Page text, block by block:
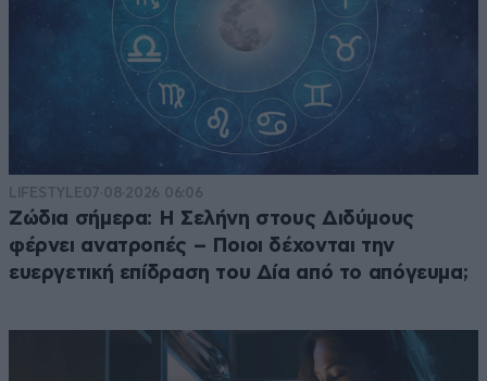
LIFESTYLE07·08·2026 06:06
Ζώδια σήμερα: Η Σελήνη στους Διδύμους
φέρνει ανατροπές – Ποιοι δέχονται την
ευεργετική επίδραση του Δία από το απόγευμα;